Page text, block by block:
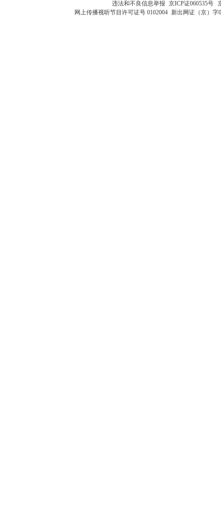
违法和不良信息举报 京ICP证060535号
网上传播视听节目许可证号 0102004 新出网证（京）